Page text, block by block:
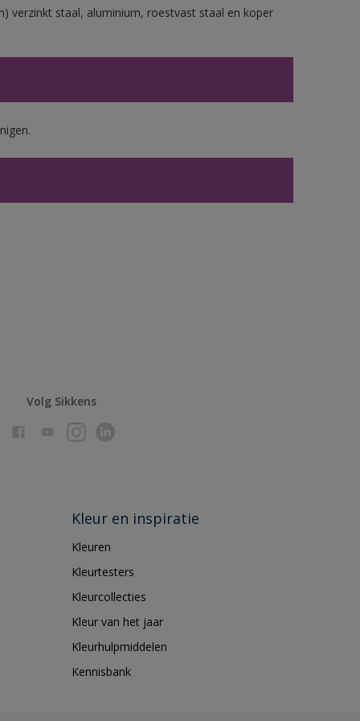
verzinkt staal, aluminium, roestvast staal en koper
Volg Sikkens
Kleur en inspiratie
Kleuren
Kleurtesters
Kleurcollecties
Kleur van het jaar
Kleurhulpmiddelen
Kennisbank